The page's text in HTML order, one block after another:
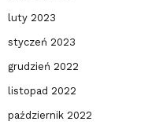
luty 2023
styczeń 2023
grudzień 2022
listopad 2022
październik 2022